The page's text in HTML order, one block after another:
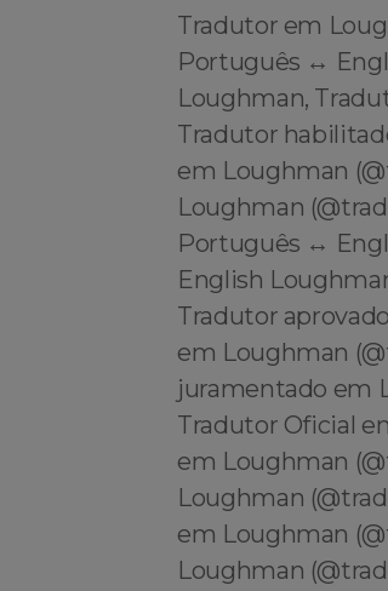
Tradutor em
Português ↔️
Loughman,
Tradutor
em Loughman
Loughman
Português ↔️
English
Tradutor
em Loughman
juramentado em
Tradutor Oficial
em Loughman
Loughman
em Loughman
Loughman